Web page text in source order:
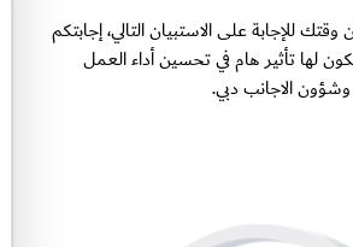
للإجابة على الاستبيان التالي، إجابتكم
لها تأثير هام في تحسين أداء العمل
وشؤون الاجانب دبي.